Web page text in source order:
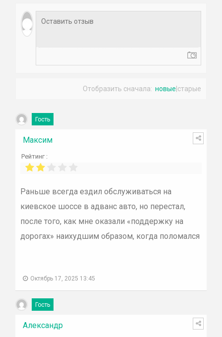
Отобразить сначала: новые|старые
Гость
Максим
Рейтинг :
Раньше всегда ездил обслуживаться на
киевское шоссе в адванс авто, но перестал,
после того, как мне оказали «поддержку на
дорогах» наихудшим образом, когда поломался
Октябрь 17, 2025 13:45
Гость
Александр